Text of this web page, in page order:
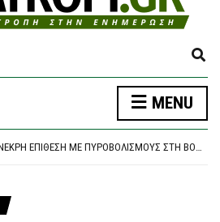
E
P
N
MENU
ΗΠΑ: ΠΟΛΎΝΕΚΡΗ ΕΠΊΘΕΣΗ ΜΕ ΠΥΡΟΒΟΛΙΣΜΟΎΣ ΣΤΗ ΒΌΡΕΙΑ ΚΑΡΟΛΊΝΑ
ΤΡΑΓΩΔΊΑ ΣΤΑ ΜΆΛΙΑ: 42ΧΡΟΝΗ ΈΧΑΣΕ ΤΗ ΖΩΉ ΤΗΣ ΜΠΡΟΣΤΆ ΣΤΑ ΑΝΉΛΙΚΑ ΠΑΙΔΙΆ ΤΗΣ